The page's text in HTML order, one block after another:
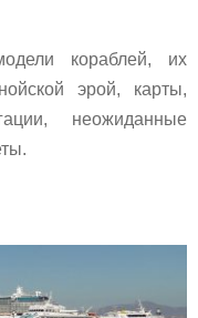
кораблей, их
эрой, карты,
неожиданные